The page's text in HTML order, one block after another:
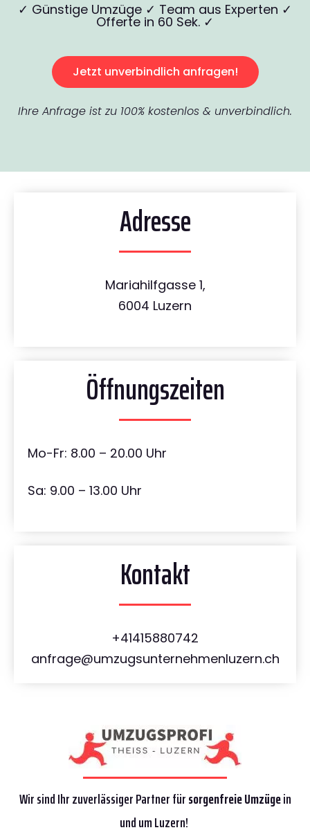
✓ Günstige Umzüge ✓ Team aus Experten ✓
Offerte in 60 Sek. ✓
Jetzt unverbindlich anfragen!
Ihre Anfrage ist zu 100% kostenlos & unverbindlich.
Adresse
Mariahilfgasse 1,
6004 Luzern
Öffnungszeiten
Mo-Fr: 8.00 – 20.00 Uhr
Sa: 9.00 – 13.00 Uhr
Kontakt
+41415880742
anfrage@umzugsunternehmenluzern.ch
Wir sind Ihr zuverlässiger Partner fürsorgenfreie Umzügein
und um Luzern!